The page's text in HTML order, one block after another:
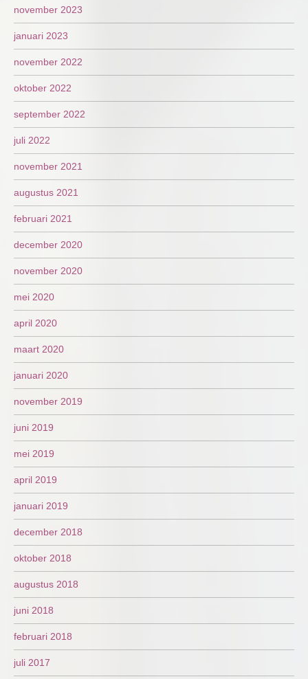
november 2023
januari 2023
november 2022
oktober 2022
september 2022
juli 2022
november 2021
augustus 2021
februari 2021
december 2020
november 2020
mei 2020
april 2020
maart 2020
januari 2020
november 2019
juni 2019
mei 2019
april 2019
januari 2019
december 2018
oktober 2018
augustus 2018
juni 2018
februari 2018
juli 2017